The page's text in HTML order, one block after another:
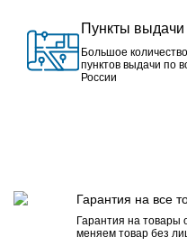
Пункты выдачи
Большое количество
пунктов выдачи по
России
Гарантия на все
Гарантия на товары
меняем товар без